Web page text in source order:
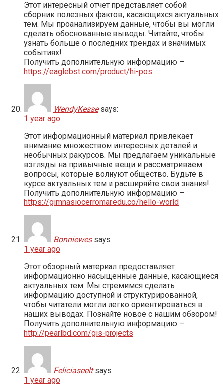
Этот интересный отчет представляет собой
сборник полезных фактов, касающихся актуальных
тем. Мы проанализируем данные, чтобы вы могли
сделать обоснованные выводы. Читайте, чтобы
узнать больше о последних трендах и значимых
событиях!
Получить дополнительную информацию –
https://eaglebst.com/product/hi-pos
WendyKesse says:
1 year ago
Этот информационный материал привлекает
внимание множеством интересных деталей и
необычных ракурсов. Мы предлагаем уникальные
взгляды на привычные вещи и рассматриваем
вопросы, которые волнуют общество. Будьте в
курсе актуальных тем и расширяйте свои знания!
Получить дополнительную информацию –
https://gimnasiocerromar.edu.co/hello-world
Bonniewes says:
1 year ago
Этот обзорный материал предоставляет
информационно насыщенные данные, касающиеся
актуальных тем. Мы стремимся сделать
информацию доступной и структурированной,
чтобы читатели могли легко ориентироваться в
наших выводах. Познайте новое с нашим обзором!
Получить дополнительную информацию –
http://pearlbd.com/gis-projects
Feliciaseelt says:
1 year ago